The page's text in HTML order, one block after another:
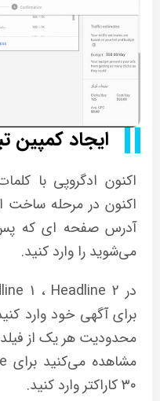
ایجاد کمپین
اکنون ادگروپی با
آدرس صفحه ای که پس
می‌شوید را وارد کنید.
برای آگهی خود وارد
محدودیت هر یک از
۳۰ کاراکتر وارد کنید.